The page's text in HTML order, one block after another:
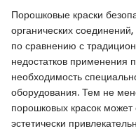
Порошковые краски
органических
по сравнению с
недостатков применения
необходимость
оборудования. Тем не
порошковых красок
эстетически